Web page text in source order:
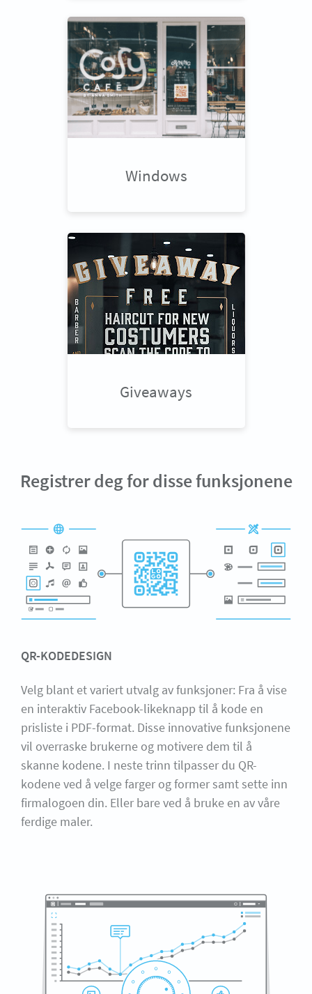
Windows
Giveaways
Registrer deg for disse funksjonene
QR-KODEDESIGN
Velg blant et variert utvalg av funksjoner: Fra å vise
en interaktiv Facebook-likeknapp til å kode en
prisliste i PDF-format. Disse innovative funksjonene
vil overraske brukerne og motivere dem til å
skanne kodene. I neste trinn tilpasser du QR-
kodene ved å velge farger og former samt sette inn
firmalogoen din. Eller bare ved å bruke en av våre
ferdige maler.